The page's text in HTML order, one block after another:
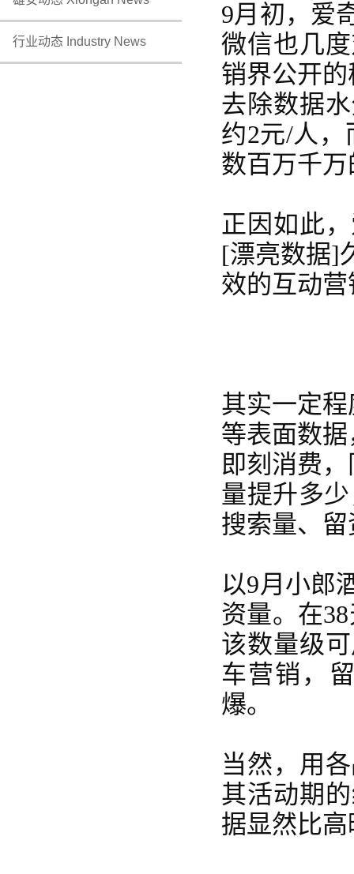
行业动态 Industry News
9月初，爱
微信也几
销界公开
去除数据
约2元/人
数百万千
正因如此
[漂亮数据]
效的互动
其实一定
等表面数
即刻消费
量提升多
搜索量、
以9月小郎
资量。在
该数量级
车营销，
爆。
当然，用
其活动期
据显然比